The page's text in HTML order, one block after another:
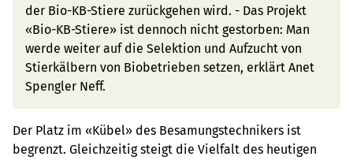
der Bio-KB-Stiere zurückgehen wird. - Das Projekt
«Bio-KB-Stiere» ist dennoch nicht gestorben: Man
werde weiter auf die Selektion und Aufzucht von
Stierkälbern von Biobetrieben setzen, erklärt Anet
Spengler Neff.
Der Platz im «Kübel» des Besamungstechnikers ist
begrenzt. Gleichzeitig steigt die Vielfalt des heutigen